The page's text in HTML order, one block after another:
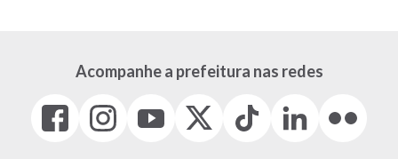
Acompanhe a prefeitura nas redes
Facebook
(link
Instagram
(link
(link
(Antigo
Tiktok
(link
LinkedIn
(link
(link